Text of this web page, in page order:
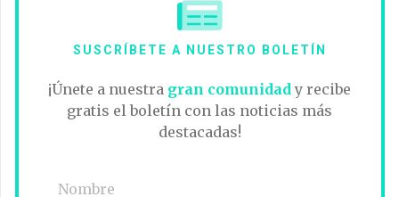
SUSCRÍBETE A NUESTRO BOLETÍN
¡Únete a nuestra gran comunidady recibe
gratis el boletín con las noticias más
destacadas!